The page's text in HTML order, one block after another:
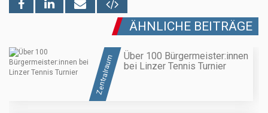
ÄHNLICHE BEITRÄGE
Zentralraum
Über 100 Bürgermeister:innen
bei Linzer Tennis Turnier